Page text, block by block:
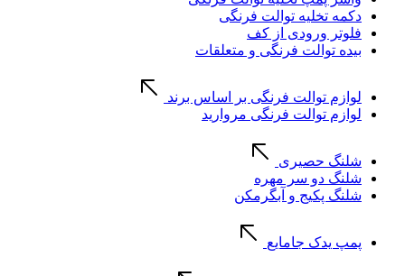
دکمه تخلیه توالت فرنگی
فلوتر ورودی از کف
بیده توالت فرنگی و متعلقات
لوازم توالت فرنگی بر اساس برند
لوازم توالت فرنگی مروارید
شلنگ حصیری
شلنگ دو سر مهره
شلنگ پکیج و آبگرمکن
پمپ یدک جامایع